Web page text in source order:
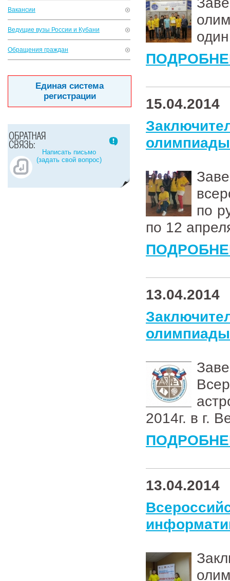
Вакансии
Ведущие вузы России и Кубани
Обращения граждан
Единая система
регистрации
Написать письмо
(задать свой вопрос)
15.04.2014
по
по 12
13.04.2014
2014г. в г.
13.04.2014